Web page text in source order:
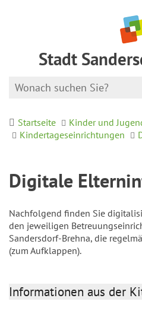
Stadt
Startseite
Kinder und
Kindertageseinrichtungen
Digitale
Nachfolgend finden Sie
den jeweiligen
Sandersdorf-Brehna, die
(zum Aufklappen).
Informationen aus der